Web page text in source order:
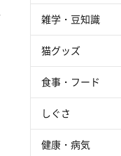
雑学・豆知識
猫グッズ
食事・フード
しぐさ
健康・病気